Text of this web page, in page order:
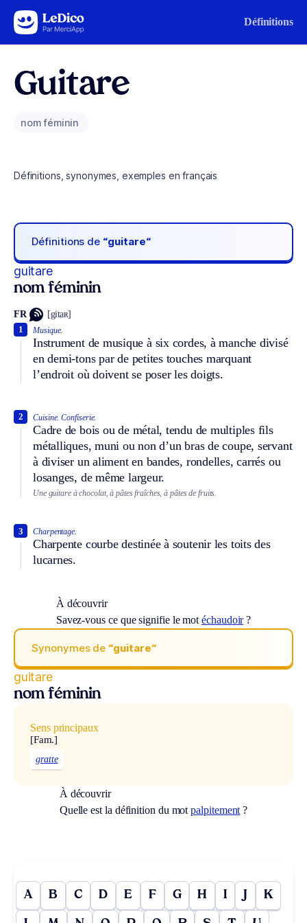
Aller au contenu Définitions
Guitare
nom féminin
Définitions, synonymes, exemples en français
Définitions de “guitare“
guitare
nom féminin
FR [gitaʀ]
Musique.
Instrument de musique à six cordes, à manche divisé
en demi-tons par de petites touches marquant
l’endroit où doivent se poser les doigts.
1
Cuisine. Confiserie.
Cadre de bois ou de métal, tendu de multiples fils
métalliques, muni ou non d’un bras de coupe, servant
à diviser un aliment en bandes, rondelles, carrés ou
losanges, de même largeur.
2
Une guitare à chocolat, à pâtes fraîches, à pâtes de fruits.
Charpentage.
Charpente courbe destinée à soutenir les toits des
lucarnes.
3
À découvrir
Savez-vous ce que signifie le motéchaudoir?
Synonymes de “guitare“
guitare
nom féminin
Sens principaux
[Fam.]
gratte
À découvrir
Quelle est la définition du motpalpitement ?
A B C D E F G H I J K